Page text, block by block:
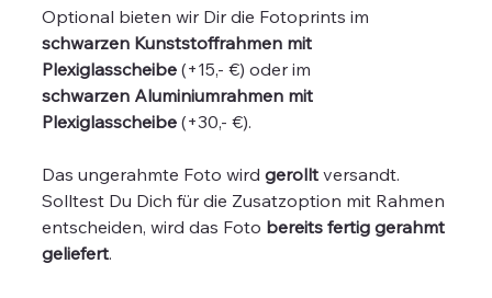
Optional bieten wir Dir die Fotoprints im
schwarzen Kunststoffrahmen mit
Plexiglasscheibe(+15,- €) oder im
schwarzen Aluminiumrahmen mit
Plexiglasscheibe(+30,- €).
Das ungerahmte Foto wirdgerollt versandt.
Solltest Du Dich für die Zusatzoption mit Rahmen
entscheiden, wird das Foto bereits fertig gerahmt
geliefert.